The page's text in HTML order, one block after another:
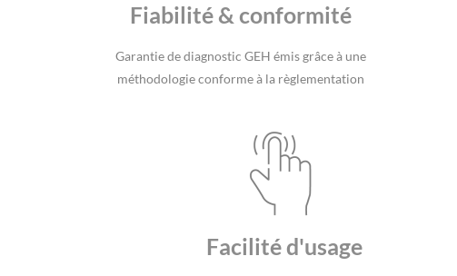
Fiabilité & conformité
Garantie de diagnostic GEH émis grâce à une
méthodologie conforme à la règlementation
Facilité d'usage